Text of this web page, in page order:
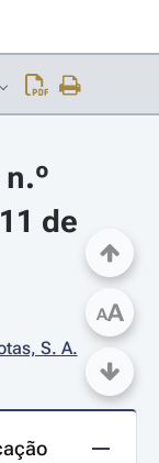
de
S. A.
AA